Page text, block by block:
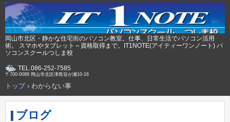
岡山市北区・静かな住宅街のパソコン教室。仕事、日常生活でパソコン活用
術。 スマホやタブレット～資格取得まで。IT1NOTE(アイティーワンノート) パ
ソコンスクールつしま校
TEL.086-252-7585
〒700-0088 岡山市北区津島笹が瀬10-16
トップ› わからない事
ブログ